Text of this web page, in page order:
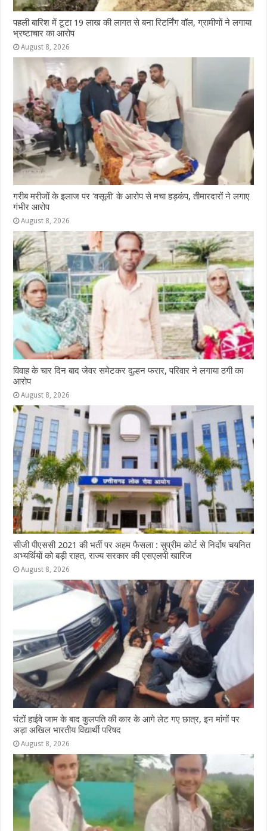
पहली बारिश में टूटा 19 लाख की लागत से बना रिटर्निंग वॉल, ग्रामीणों ने लगाया
भ्रष्टाचार का आरोप
August 8, 2026
गरीब मरीजों के इलाज पर ‘वसूली’ के आरोप से मचा हड़कंप, तीमारदारों ने लगाए
गंभीर आरोप
August 8, 2026
विवाह के चार दिन बाद जेवर समेटकर दुल्हन फरार, परिवार ने लगाया ठगी का
आरोप
August 8, 2026
सीजी पीएससी 2021 की भर्ती पर अहम फैसला : सुप्रीम कोर्ट से निर्दोष चयनित
अभ्यर्थियों को बड़ी राहत, राज्य सरकार की एसएलपी खारिज
August 8, 2026
घंटों हाईवे जाम के बाद कुलपति की कार के आगे लेट गए छात्र, इन मांगों पर
अड़ा अखिल भारतीय विद्यार्थी परिषद
August 8, 2026